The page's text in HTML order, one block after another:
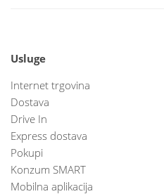
Usluge
Internet trgovina
Dostava
Drive In
Express dostava
Pokupi
Konzum SMART
Mobilna aplikacija